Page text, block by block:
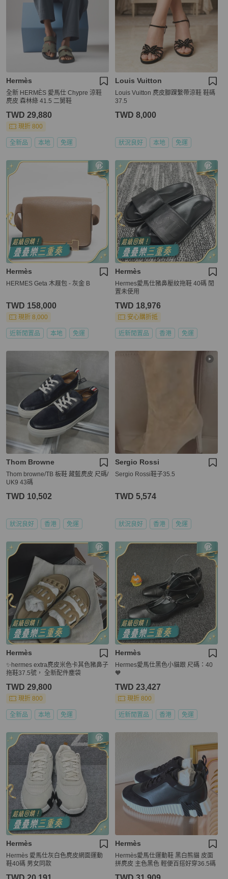
Hermès
全新 HERMÈS 愛馬仕 Chypre 涼鞋
麂皮 森林綠 41.5 二舅鞋
TWD 29,880
現折 800
全新品 本地 免運
Louis Vuitton
Louis Vuitton 麂皮腳踝繫帶涼鞋 鞋碼
37.5
TWD 8,000
狀況良好 本地 免運
Hermès
HERMES Geta 木屐包 - 灰金 B
TWD 158,000
現折 8,000
近新閒置品 本地 免運
Hermès
Hermes愛馬仕豬鼻壓紋拖鞋 40碼 閒
置未使用
TWD 18,976
安心購折抵
近新閒置品 香港 免運
Thom Browne
Thom browne/TB 板鞋 藏藍麂皮 尺碼/
UK9 43碼
TWD 10,502
狀況良好 香港 免運
Sergio Rossi
Sergio Rossi鞋子35.5
TWD 5,574
狀況良好 香港 免運
Hermès
✨hermes extra麂皮米色卡其色豬鼻子
拖鞋37.5號， 全新配件塵袋
TWD 29,800
現折 800
全新品 本地 免運
Hermès
Hermes愛馬仕黑色小貓跟 尺碼：40
🧡
TWD 23,427
現折 800
近新閒置品 香港 免運
Hermès
Hermès 愛馬仕灰白色麂皮網面運動
鞋40碼 男女同款
Hermès
Hermès愛馬仕運動鞋 黑白熊貓 皮面
拼麂皮 主色黑色 輕便百搭好穿36.5碼